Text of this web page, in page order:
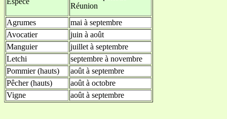
Réunion
Agrumes
mai à septembre
Avocatier
juin à août
Manguier
juillet à septembre
Letchi
septembre à novembre
Pommier (hauts)
août à septembre
Pêcher (hauts)
août à octobre
Vigne
août à septembre